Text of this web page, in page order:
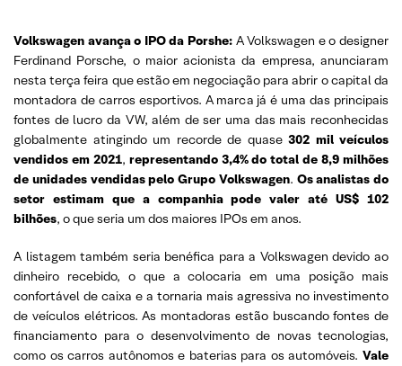
Volkswagen avança o IPO da Porshe: A Volkswagen e o designer
Ferdinand Porsche, o maior acionista da empresa, anunciaram
nesta terça feira que estão em negociação para abrir o capital da
montadora de carros esportivos. A marca já é uma das principais
fontes de lucro da VW, além de ser uma das mais reconhecidas
globalmente atingindo um recorde de quase 302 mil veículos
vendidos em 2021, representando 3,4% do total de 8,9 milhões
de unidades vendidas pelo Grupo Volkswagen. Os analistas do
setor estimam que a companhia pode valer até US$ 102
bilhões, o que seria um dos maiores IPOs em anos.
A listagem também seria benéfica para a Volkswagen devido ao
dinheiro recebido, o que a colocaria em uma posição mais
confortável de caixa e a tornaria mais agressiva no investimento
de veículos elétricos. As montadoras estão buscando fontes de
financiamento para o desenvolvimento de novas tecnologias,
como os carros autônomos e baterias para os automóveis. Vale